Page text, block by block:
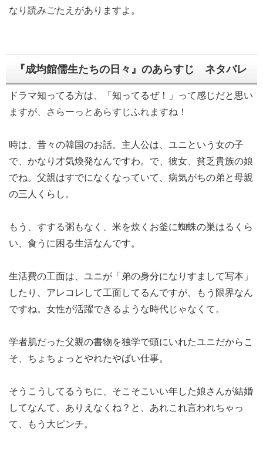
なり読みごたえがありますよ。
『成均館儒生たちの日々』のあらすじ ネタバレ
ドラマ知ってる方は、「知ってるぜ！」って感じだと思い
ますが、さらーっとあらすじふれますね！
時は、昔々の韓国のお話。主人公は、ユニという女の子
で、かなり才気煥発なんですわ。で、彼女、貧乏貴族の娘
でね。父親はすでになくなっていて、病気がちの弟と母親
の三人くらし。
もう、すする粥もなく、米を炊くお釜に蜘蛛の巣はるくら
い、食うに困る生活なんです。
生活費の工面は、ユニが「弟の身分になりすまして写本」
したり、アレコレして工面してるんですが、もう限界なん
ですね。女性が活躍できるような時代じゃなくて。
学者肌だった父親の書物を独学で頭にいれたユニだからこ
そ、ちょちょっとやれたやばい仕事。
そうこうしてるうちに、そこそこいい年した娘さんが結婚
してなんて、ありえなくね？と、あれこれ言われちゃっ
て、もう大ピンチ。